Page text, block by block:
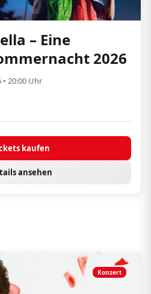
– Eine
2026
20:00 Uhr
kaufen
ansehen
Konzert